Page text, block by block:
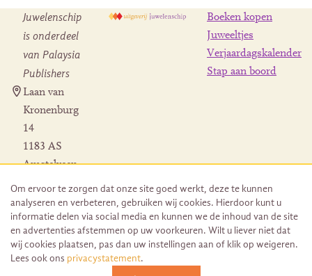
Juwelenschip
is onderdeel
van Palaysia
Publishers
Laan van
Kronenburg
14
1183 AS
Amstelveen
Herroeping
bestelling
Boeken kopen
Juweeltjes
Verjaardagskalender
Stap aan boord
Om ervoor te zorgen dat onze site goed werkt, deze te kunnen
analyseren en verbeteren, gebruiken wij cookies. Hierdoor kunt u
informatie delen via social media en kunnen we de inhoud van de site
en advertenties afstemmen op uw voorkeuren. Wilt u liever niet dat
wij cookies plaatsen, pas dan uw instellingen aan of klik op weigeren.
Lees ook ons privacystatement.